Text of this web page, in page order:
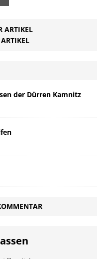
ARTIKEL
der Dürren Kamnitz